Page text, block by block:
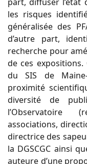
part, diffuser l’état
les risques
généralisée des
d’autre part,
recherche pour
de ces
du SIS de
proximité
diversité de
l’Observatoire
associations,
directrice des
la DGSCGC ainsi
auteure d’une